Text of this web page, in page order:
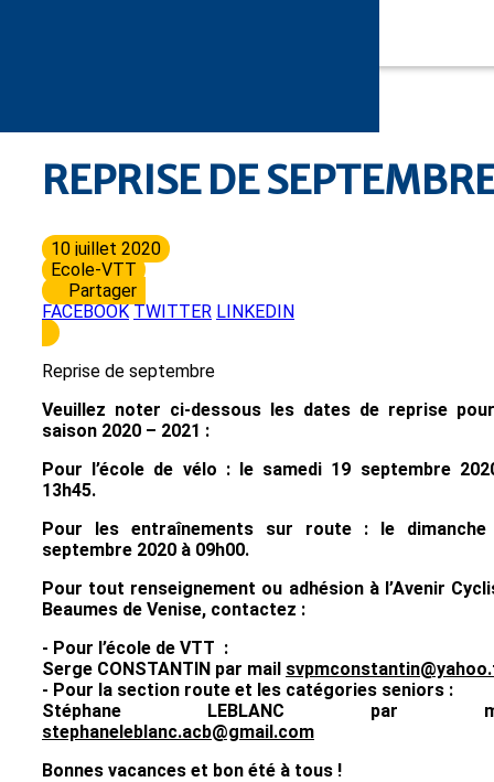
REPRISE DE
10 juillet 2020
Ecole-VTT
Partager
FACEBOOK TWITTER LINKEDIN
Reprise de septembre
Veuillez noter ci-dessous les dates de reprise
saison 2020 – 2021 :
Pour l’école de vélo : le samedi 19 septembre
13h45.
Pour les entraînements sur route : le dimanche
septembre 2020 à 09h00.
Pour tout renseignement ou adhésion à l’Avenir
Beaumes de Venise, contactez :
- Pour l’école de VTT :
Serge CONSTANTIN par mail
- Pour la section route et les catégories seniors :
Stéphane LEBLANC par
stephaneleblanc.acb@gmail.com
Bonnes vacances et bon été à tous !